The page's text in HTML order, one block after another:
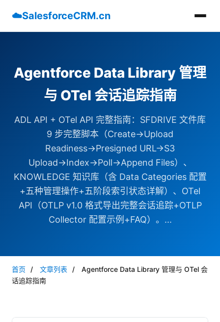
☁️SalesforceCRM.cn
Agentforce Data Library 管理
与 OTel 会话追踪指南
ADL API + OTel API 完整指南：SFDRIVE 文件库
9 步完整脚本（Create→Upload
Readiness→Presigned URL→S3
Upload→Index→Poll→Append Files）、
KNOWLEDGE 知识库（含 Data Categories 配置
+五种管理操作+五阶段索引状态详解）、OTel
API（OTLP v1.0 格式导出完整会话追踪+OTLP
Collector 配置示例+FAQ）。...
首页 / 文章列表 /
Agentforce Data Library 管理与 OTel 会
话追踪指南